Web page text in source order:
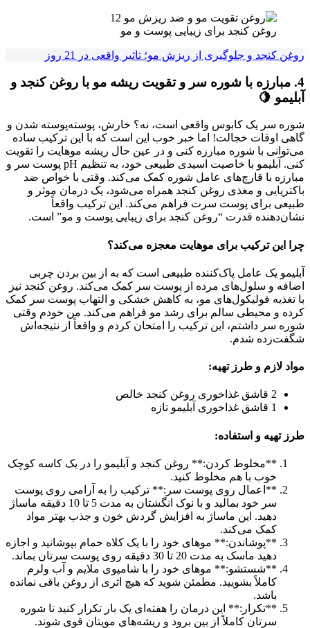
روغن کنجد برای زیبایی پوست و مو
روغن کنجد و جلوگیری از ریزش مو؛ تاثیر واقعی در 21 روز
4. مبارزه با شوره سر و تقویت ریشه مو با روغن کنجد و
آبلیمو 🍋
شوره سر یک کابوس واقعی است، نه؟ خارش، پوسته‌پوسته شدن و
گاهی اوقات خجالت! اما خبر خوب این است که با این ترکیب ساده
می‌توانی با شوره مبارزه کنی و در عین حال ریشه موهایت را تقویت
کنی. آبلیمو با خاصیت اسیدی طبیعی خود، به تنظیم pH پوست سر و
مبارزه با قارچ‌های عامل شوره کمک می‌کند. وقتی با خواص ضد
باکتریایی و مغذی روغن کنجد همراه می‌شود، یک درمان موثر و
طبیعی برای پوست سرت فراهم می‌کند. این ترکیب واقعاً
نشان‌دهنده قدرت “روغن کنجد برای زیبایی پوست و مو” است.
چرا این ترکیب برای موهایت معجزه می‌کند؟
آبلیمو یک عامل پاک‌کننده طبیعی است که به از بین بردن چربی
اضافه و سلول‌های مرده از پوست سر کمک می‌کند. روغن کنجد نیز
با تغذیه فولیکول‌های مو، به کاهش خشکی و التهاب پوست سر کمک
کرده و محیطی سالم برای رشد مو فراهم می‌کند. من خودم وقتی
شوره سر داشتم، این ترکیب را امتحان کردم و واقعاً از نتیجه‌اش
شگفت‌زده شدم.
مواد لازم و طرز تهیه:
2 قاشق غذاخوری روغن کنجد خالص
1 قاشق غذاخوری آبلیمو تازه
طرز تهیه و استفاده:
**مخلوط کردن:** روغن کنجد و آبلیمو را در یک کاسه کوچک
خوب با هم مخلوط کنید.
**اعمال روی پوست سر:** ترکیب را به آرامی روی پوست
سر خود بمالید و با نوک انگشتان به مدت 5 تا 10 دقیقه ماساژ
دهید. این ماساژ به افزایش گردش خون و جذب بهتر مواد
کمک می‌کند.
**پوشاندن:** موهای خود را با یک کلاه حمام بپوشانید و اجازه
دهید ماسک به مدت 20 تا 30 دقیقه روی پوست سرتان بماند.
**شستشو:** موهای خود را با شامپوی ملایم و آب ولرم
کاملاً بشویید. مطمئن شوید که هیچ اثری از روغن باقی نمانده
باشد.
**تکرار:** این درمان را هفته‌ای یک بار تکرار کنید تا شوره
سرتان کاملاً از بین برود و ریشه‌های مویتان قوی شوند.